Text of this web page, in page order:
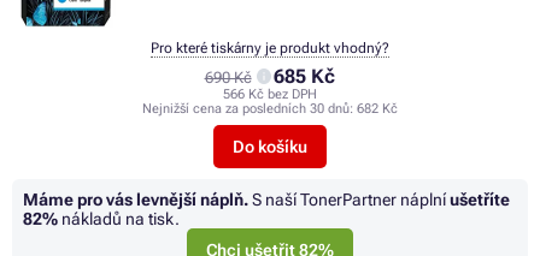
690 Kč 685 Kč
566 Kč bez DPH
Nejnižší cena za posledních 30 dnů: 682 Kč
Do košíku
Pro které tiskárny je produkt vhodný?
Máme pro vás levnější náplň.S naší TonerPartner náplníušetříte
82% nákladů na tisk.
Chci ušetřit 82%